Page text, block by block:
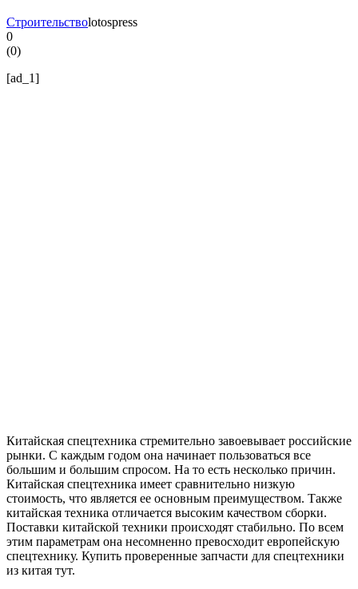
Строительствоlotospress
0
(0)
[ad_1]
Китайская спецтехника стремительно завоевывает российские
рынки. С каждым годом она начинает пользоваться все
большим и большим спросом. На то есть несколько причин.
Китайская спецтехника имеет сравнительно низкую
стоимость, что является ее основным преимуществом. Также
китайская техника отличается высоким качеством сборки.
Поставки китайской техники происходят стабильно. По всем
этим параметрам она несомненно превосходит европейскую
спецтехнику. Купить проверенные запчасти для спецтехники
из китая тут.